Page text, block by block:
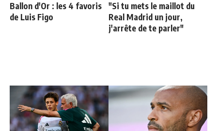
Ballon d'Or : les 4 favoris
de Luis Figo
"Si tu mets le maillot du
Real Madrid un jour,
j'arrête de te parler"